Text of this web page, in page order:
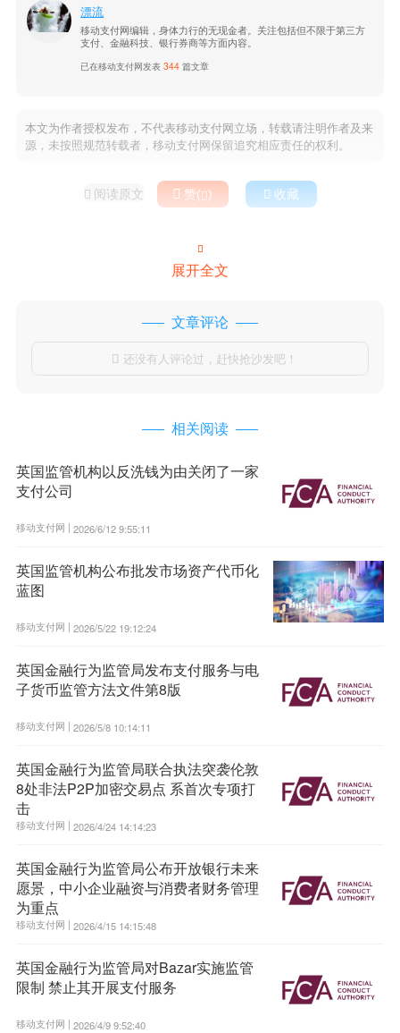
漂流
移动支付网编辑，身体力行的无现金者。关注包括但不限于第三方
支付、金融科技、银行券商等方面内容。
已在移动支付网发表344 篇文章
本文为作者授权发布，不代表移动支付网立场，转载请注明作者及来
源，未按照规范转载者，移动支付网保留追究相应责任的权利。
 阅读原文  赞()  收藏

展开全文
文章评论
 还没有人评论过，赶快抢沙发吧！
相关阅读
英国监管机构以反洗钱为由关闭了一家
支付公司
移动支付网 | 2026/6/12 9:55:11
英国监管机构公布批发市场资产代币化
蓝图
移动支付网 | 2026/5/22 19:12:24
英国金融行为监管局发布支付服务与电
子货币监管方法文件第8版
移动支付网 | 2026/5/8 10:14:11
英国金融行为监管局联合执法突袭伦敦
8处非法P2P加密交易点 系首次专项打
击
移动支付网 | 2026/4/24 14:14:23
英国金融行为监管局公布开放银行未来
愿景，中小企业融资与消费者财务管理
为重点
移动支付网 | 2026/4/15 14:15:48
英国金融行为监管局对Bazar实施监管
限制 禁止其开展支付服务
移动支付网 | 2026/4/9 9:52:40